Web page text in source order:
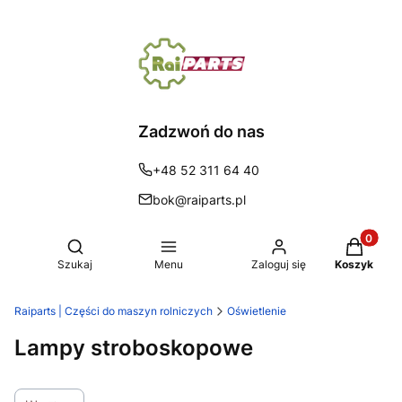
Zadzwoń do nas
+48 52 311 64 40
bok@raiparts.pl
Otwórz wyszukiwarkę
Szukaj Menu Zaloguj się Koszyk
Raiparts | Części do maszyn rolniczych Oświetlenie
Lampy stroboskopowe